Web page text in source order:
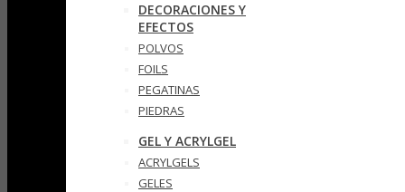
DECORACIONES Y
EFECTOS
POLVOS
FOILS
PEGATINAS
PIEDRAS
GEL Y ACRYLGEL
ACRYLGELS
GELES